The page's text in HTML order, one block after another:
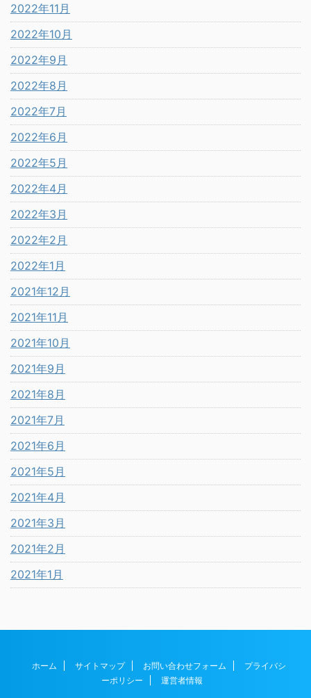
2022年11月
2022年10月
2022年9月
2022年8月
2022年7月
2022年6月
2022年5月
2022年4月
2022年3月
2022年2月
2022年1月
2021年12月
2021年11月
2021年10月
2021年9月
2021年8月
2021年7月
2021年6月
2021年5月
2021年4月
2021年3月
2021年2月
2021年1月
ホーム サイトマップ お問い合わせフォーム
プライバシ
ーポリシー
運営者情報